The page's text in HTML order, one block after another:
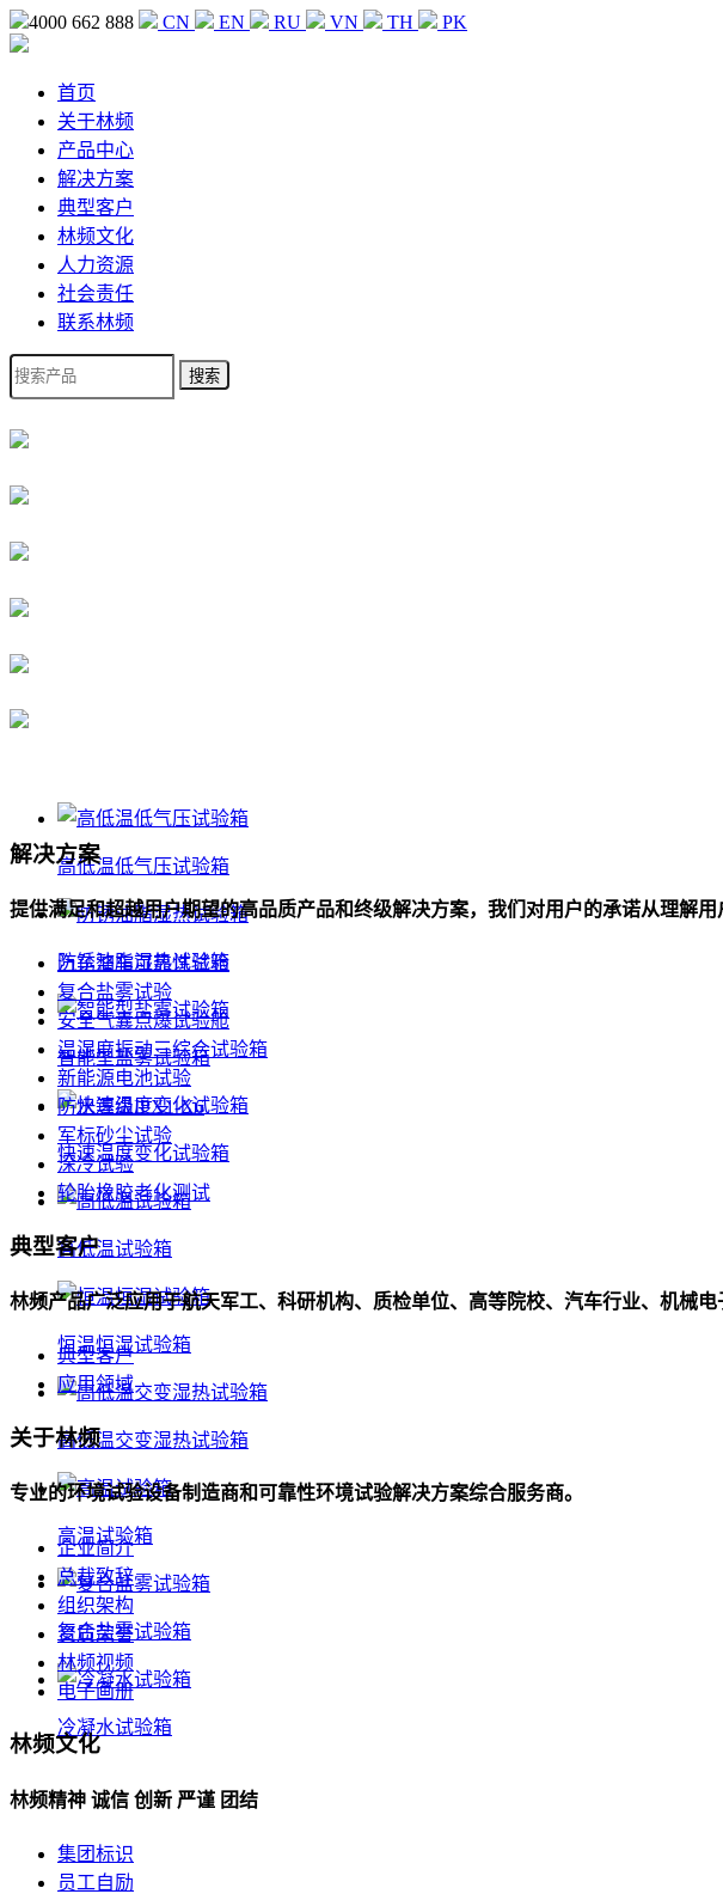
4000 662 888 CN EN RU VN TH PK
首页
关于林频
产品中心
解决方案
典型客户
林频文化
人力资源
社会责任
联系林频
高低温低气压试验箱
防锈油脂湿热试验箱
智能型盐雾试验箱
快速温度变化试验箱
高低温试验箱
恒温恒湿试验箱
高低温交变湿热试验箱
高温试验箱
复合盐雾试验箱
冷凝水试验箱
解决方案
提供满足和超越用户期望的高品质产品和终级解决方案，我们对用户的承诺从理解用
汽车整车可靠性试验
复合盐雾试验
安全气囊点爆试验舱
温湿度振动三综合试验箱
新能源电池试验
防水等级IPX1-X6
军标砂尘试验
深冷试验
轮胎橡胶老化测试
典型客户
林频产品广泛应用于航天军工、科研机构、质检单位、高等院校、汽车行业、机械电
典型客户
应用领域
关于林频
专业的环境试验设备制造商和可靠性环境试验解决方案综合服务商。
企业简介
总裁致辞
组织架构
资质荣誉
林频视频
电子画册
林频文化
林频精神 诚信 创新 严谨 团结
集团标识
员工自励